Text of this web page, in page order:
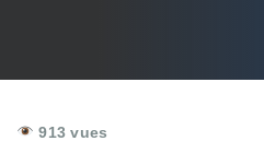
913 vues